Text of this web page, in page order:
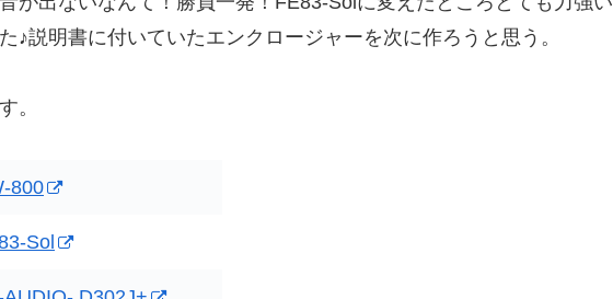
♪説明書に付いていたエンクロージャーを次に作ろうと思う。
。
800
Sol